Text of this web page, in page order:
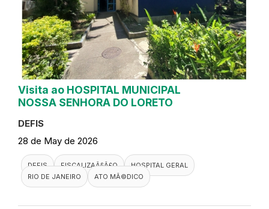
Visita ao HOSPITAL MUNICIPAL
NOSSA SENHORA DO LORETO
DEFIS
28 de May de 2026
DEFIS FISCALIZAÃ§Ã£O
HOSPITAL GERAL
RIO DE JANEIRO
ATO MÃ©DICO